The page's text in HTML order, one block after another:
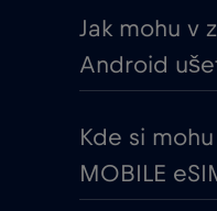
Jak mohu v
Android
Kde si
MOBILE